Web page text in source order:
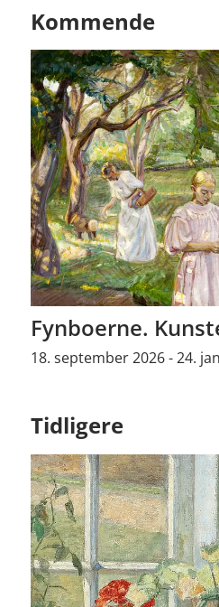
Kommende
Fynboerne.
18. september 2026 - 24.
Tidligere